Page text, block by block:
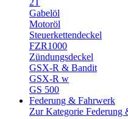
2T
Gabelöl
Motoröl
Steuerkettendeckel
FZR1000
Zündungsdeckel
GSX-R & Bandit
GSX-R w
GS 500
Federung & Fahrwerk
Zur Kategorie Federung